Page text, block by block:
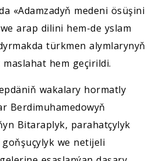
«Adamzadyň medeni ösüşini
arap dilini hem-de yslam
türkmen alymlarynyň
hem geçirildi.
wakalary hormatly
Berdimuhamedowyň
Bitaraplyk, parahatçylyk
we netijeli